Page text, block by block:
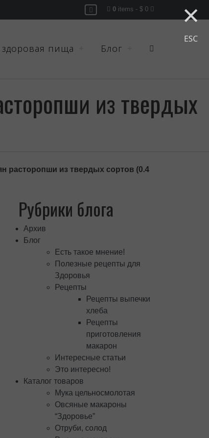
×
ESC
0 items - $ 0
пища Блог
из твердых
из твердых сортов (0.4
Рубрики блога
Архив
Блог
Есть такое мнение!
Полезные рецепты для
Здоровья
Рецепты
Рецепты выпечки
хлеба
Рецепты
приготовления
макарон
Интересные статьи
Это интересно!
Каталог товаров
Мука цельносмолотая
Овсяные макароны
“Здоровье”
Отруби, солод